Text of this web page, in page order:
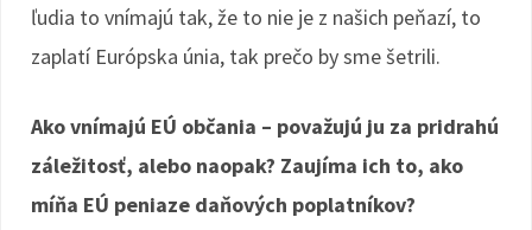
ľudia to vnímajú tak, že to nie je z našich peňazí, to
zaplatí Európska únia, tak prečo by sme šetrili.
Ako vnímajú EÚ občania – považujú ju za pridrahú
záležitosť, alebo naopak? Zaujíma ich to, ako
míňa EÚ peniaze daňových poplatníkov?